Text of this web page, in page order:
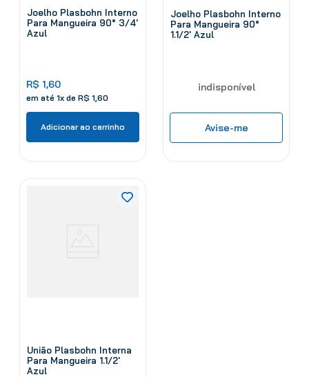
Joelho Plasbohn Interno
Para Mangueira 90° 3/4'
Azul
R$ 1,60
em até 1x de R$ 1 60
Adicionar ao carrinho
Joelho Plasbohn Interno
Para Mangueira 90°
1.1/2' Azul
indisponível
Avise-me
União Plasbohn Interna
Para Mangueira 1.1/2'
Azul